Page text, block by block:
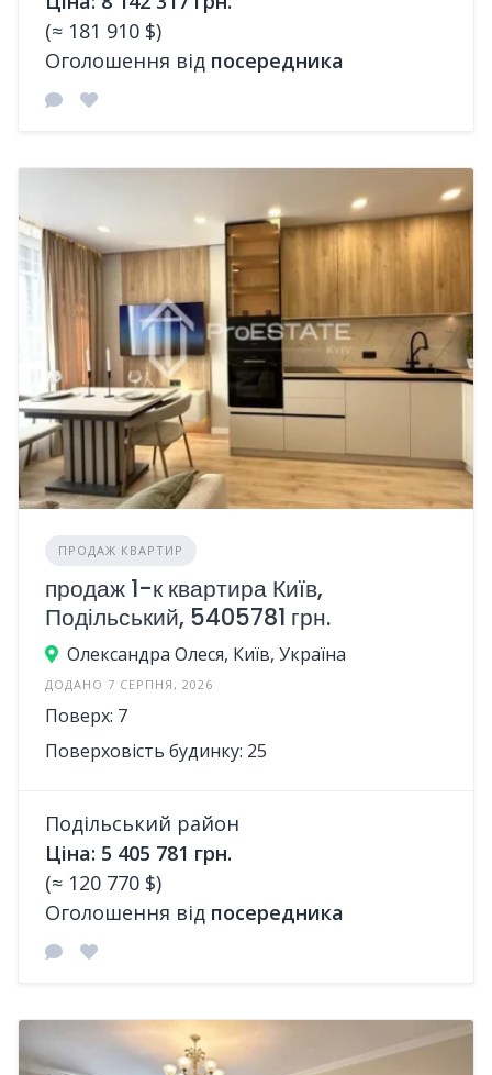
(≈ 181 910 $)
Оголошення від посередника
ПРОДАЖ КВАРТИР
продаж 1-к квартира Київ,
Подільський, 5405781 грн.
Олександра Олеся, Київ, Україна
ДОДАНО 7 СЕРПНЯ, 2026
Поверх: 7
Поверховість будинку: 25
Подільський район
Ціна: 5 405 781 грн.
(≈ 120 770 $)
Оголошення від посередника